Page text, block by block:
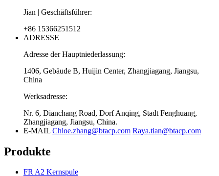
Jian | Geschäftsführer:
+86 15366251512
ADRESSE
Adresse der Hauptniederlassung:
1406, Gebäude B, Huijin Center, Zhangjiagang, Jiangsu,
China
Werksadresse:
Nr. 6, Dianchang Road, Dorf Anqing, Stadt Fenghuang,
Zhangjiagang, Jiangsu, China.
E-MAIL Chloe.zhang@btacp.com Raya.tian@btacp.com
Produkte
FR A2 Kernspule